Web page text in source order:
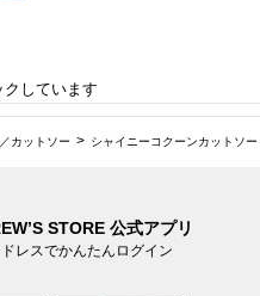
しています
カットソー シャイニーコクーンカットソー
STORE 公式アプリ
レスでかんたんログイン